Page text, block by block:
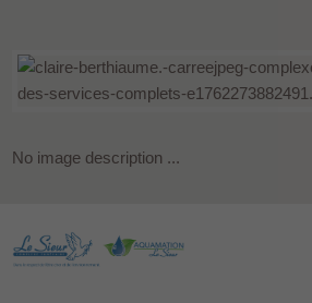
No image description ...